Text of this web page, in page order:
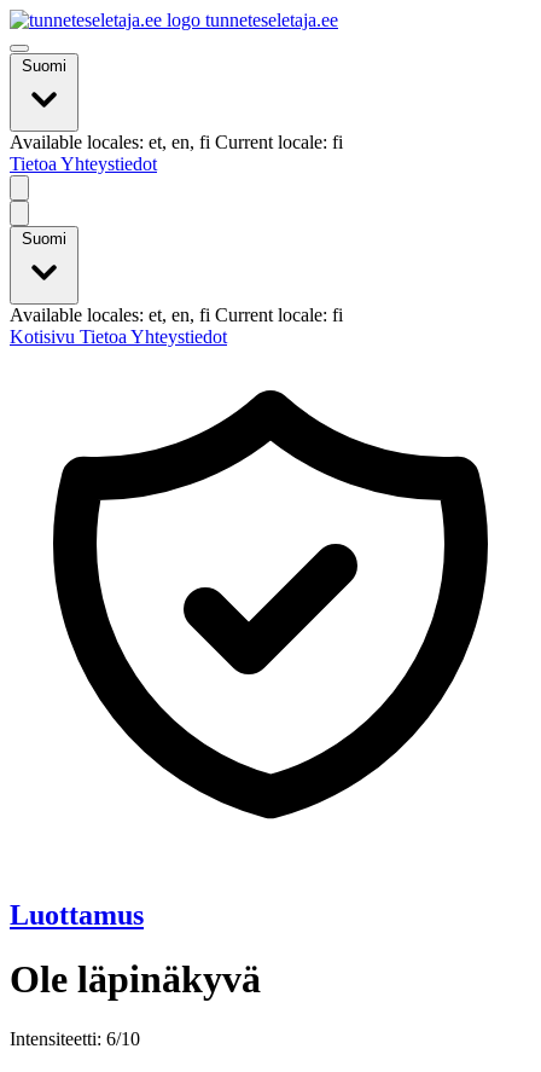
tunneteseletaja.ee
Suomi
Available locales: et, en, fi Current locale: fi
Tietoa Yhteystiedot
Suomi
Available locales: et, en, fi Current locale: fi
Kotisivu Tietoa Yhteystiedot
Luottamus
Ole läpinäkyvä
Intensiteetti: 6/10